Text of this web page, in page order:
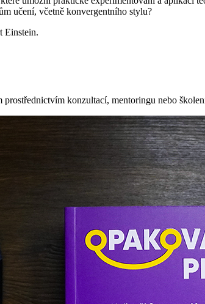
učení, včetně konvergentního stylu?
Einstein.
konzultací, mentoringu nebo